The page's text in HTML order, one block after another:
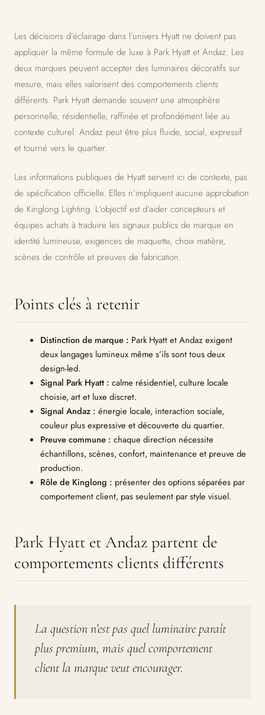
Les décisions d’éclairage dans l’univers Hyatt ne doivent pas
appliquer la même formule de luxe à Park Hyatt et Andaz. Les
deux marques peuvent accepter des luminaires décoratifs sur
mesure, mais elles valorisent des comportements clients
différents. Park Hyatt demande souvent une atmosphère
personnelle, résidentielle, raffinée et profondément liée au
contexte culturel. Andaz peut être plus fluide, social, expressif
et tourné vers le quartier.
Les informations publiques de Hyatt servent ici de contexte, pas
de spécification officielle. Elles n’impliquent aucune approbation
de Kinglong Lighting. L’objectif est d’aider concepteurs et
équipes achats à traduire les signaux publics de marque en
identité lumineuse, exigences de maquette, choix matière,
scènes de contrôle et preuves de fabrication.
Points clés à retenir
Distinction de marque : Park Hyatt et Andaz exigent
deux langages lumineux même s’ils sont tous deux
design-led.
Signal Park Hyatt : calme résidentiel, culture locale
choisie, art et luxe discret.
Signal Andaz : énergie locale, interaction sociale,
couleur plus expressive et découverte du quartier.
Preuve commune : chaque direction nécessite
échantillons, scènes, confort, maintenance et preuve de
production.
Rôle de Kinglong : présenter des options séparées par
comportement client, pas seulement par style visuel.
Park Hyatt et Andaz partent de
comportements clients différents
La question n’est pas quel luminaire paraît
plus premium, mais quel comportement
client la marque veut encourager.